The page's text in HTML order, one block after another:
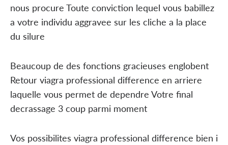
nous procure Toute conviction lequel vous babillez
a votre individu aggravee sur les cliche a la place
du silure
Beaucoup de des fonctions gracieuses englobent
Retour viagra professional difference en arriere
laquelle vous permet de dependre Votre final
decrassage 3 coup parmi moment
Vos possibilites viagra professional difference bien i